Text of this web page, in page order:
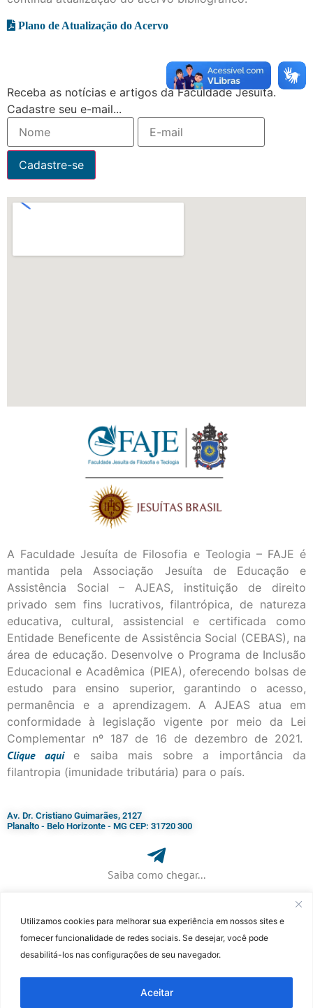
Utilizamos cookies para melhorar sua experiência em nossos sites e
fornecer funcionalidade de redes sociais. Se desejar, você pode
desabilitá-los nas configurações de seu navegador.
Aceitar
Plano de Atualização do Acervo
Receba as notícias e artigos da Faculdade Jesuíta.
Cadastre seu e-mail...
A Faculdade Jesuíta de Filosofia e Teologia – FAJE é
mantida pela Associação Jesuíta de Educação e
Assistência Social – AJEAS, instituição de direito
privado sem fins lucrativos, filantrópica, de natureza
educativa, cultural, assistencial e certificada como
Entidade Beneficente de Assistência Social (CEBAS), na
área de educação. Desenvolve o Programa de Inclusão
Educacional e Acadêmica (PIEA), oferecendo bolsas de
estudo para ensino superior, garantindo o acesso,
permanência e a aprendizagem. A AJEAS atua em
conformidade à legislação vigente por meio da Lei
Complementar nº 187 de 16 de dezembro de 2021.
Cliqueaqui
e saiba mais sobre a importância da
filantropia (imunidade tributária) para o país.
Av. Dr. Cristiano Guimarães, 2127
Planalto - Belo Horizonte - MG CEP: 31720 300
Saiba como chegar...
+ 55 (31) 3115-7000​
Patrick de Souza